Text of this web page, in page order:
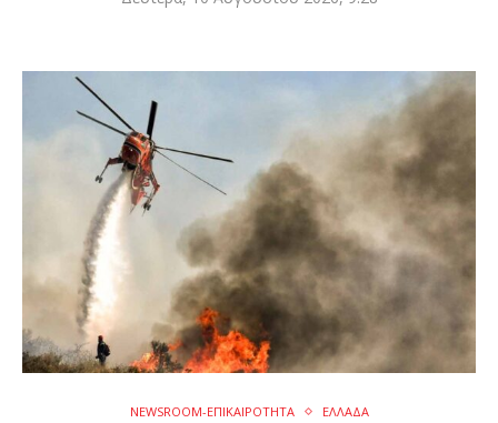
NEWSROOM-ΕΠΙΚΑΙΡΟΤΗΤΑ ΕΛΛΑΔΑ